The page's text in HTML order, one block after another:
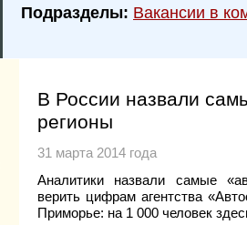
Подразделы: Вакансии в
В России назвали
регионы
31 марта 2014 года
Аналитики назвали самые
верить цифрам агентства
Приморье: на 1 000 человек